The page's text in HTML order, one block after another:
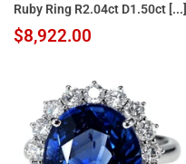
Ruby Ring R2.04ct D1.50ct [...]
$8,922.00